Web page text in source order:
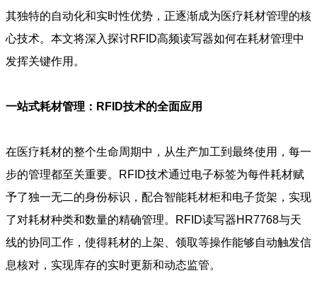
其独特的自动化和实时性优势，正逐渐成为医疗耗材管理的核
心技术。本文将深入探讨RFID高频读写器如何在耗材管理中
发挥关键作用。
一站式耗材管理：RFID技术的全面应用
在医疗耗材的整个生命周期中，从生产加工到最终使用，每一
步的管理都至关重要。RFID技术通过电子标签为每件耗材赋
予了独一无二的身份标识，配合智能耗材柜和电子货架，实现
了对耗材种类和数量的精确管理。RFID读写器HR7768与天
线的协同工作，使得耗材的上架、领取等操作能够自动触发信
息核对，实现库存的实时更新和动态监管。